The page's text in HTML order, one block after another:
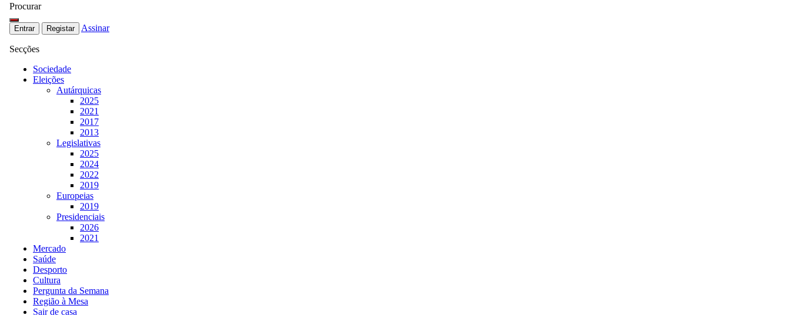
Procurar
Entrar Registar Assinar
Secções
Sociedade
Eleições
Autárquicas
2025
2021
2017
2013
Legislativas
2025
2024
2022
2019
Europeias
2019
Presidenciais
2026
2021
Mercado
Saúde
Desporto
Cultura
Pergunta da Semana
Região à Mesa
Sair de casa